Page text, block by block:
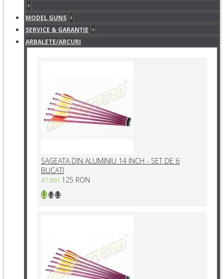
+
MODEL GUNS +
SERVICE & GARANŢIE +
ARBALETE/ARCURI
SAGEATA DIN ALUMINIU 14 INCH - SET DE 6
BUCATI
47.001 125 RON